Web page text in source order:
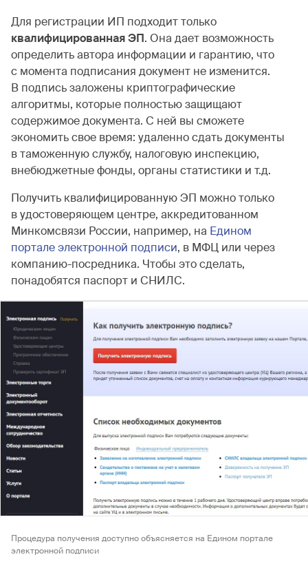
Для регистрации ИП подходит только
квалифицированная ЭП. Она дает возможность
определить автора информации и гарантию, что
с момента подписания документ не изменится.
В подпись заложены криптографические
алгоритмы, которые полностью защищают
содержимое документа. С ней вы сможете
экономить свое время: удаленно сдать документы
в таможенную службу, налоговую инспекцию,
внебюджетные фонды, органы статистики и т.д.
Получить квалифицированную ЭП можно только
в удостоверяющем центре, аккредитованном
Минкомсвязи России, например, на Едином
портале электронной подписи, в МФЦ или через
компанию-посредника. Чтобы это сделать,
понадобятся паспорт и СНИЛС.
Процедура получения доступно объясняется на Едином портале
электронной подписи